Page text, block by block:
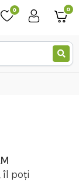
0 0
îl poți